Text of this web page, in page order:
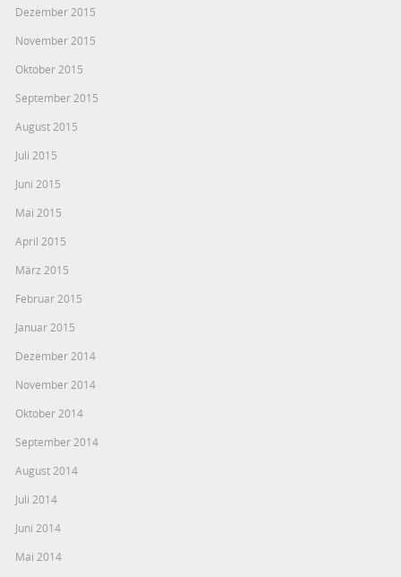
Dezember 2015
November 2015
Oktober 2015
September 2015
August 2015
Juli 2015
Juni 2015
Mai 2015
April 2015
März 2015
Februar 2015
Januar 2015
Dezember 2014
November 2014
Oktober 2014
September 2014
August 2014
Juli 2014
Juni 2014
Mai 2014